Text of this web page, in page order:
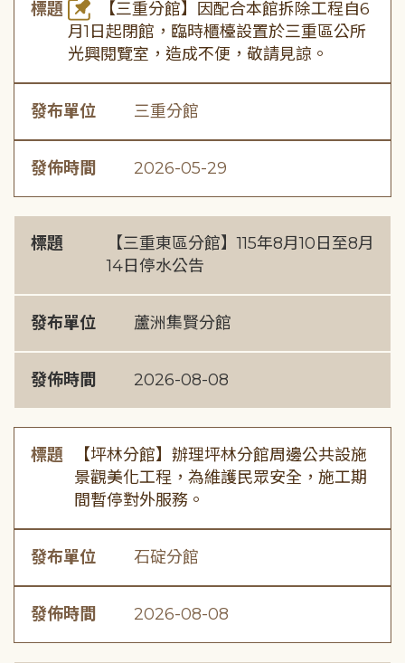
標題
【三重分館】因配合本館拆除工程自6
月1日起閉館，臨時櫃檯設置於三重區公所
光興閱覽室，造成不便，敬請見諒。
發布單位 三重分館
發佈時間 2026-05-29
標題
【三重東區分館】115年8月10日至8月
14日停水公告
發布單位 蘆洲集賢分館
發佈時間 2026-08-08
標題
【坪林分館】辦理坪林分館周邊公共設施
景觀美化工程，為維護民眾安全，施工期
間暫停對外服務。
發布單位 石碇分館
發佈時間 2026-08-08